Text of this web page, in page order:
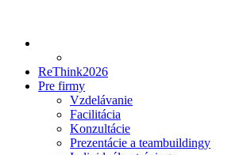
ReThink2026
Pre firmy
Vzdelávanie
Facilitácia
Konzultácie
Prezentácie a teambuildingy